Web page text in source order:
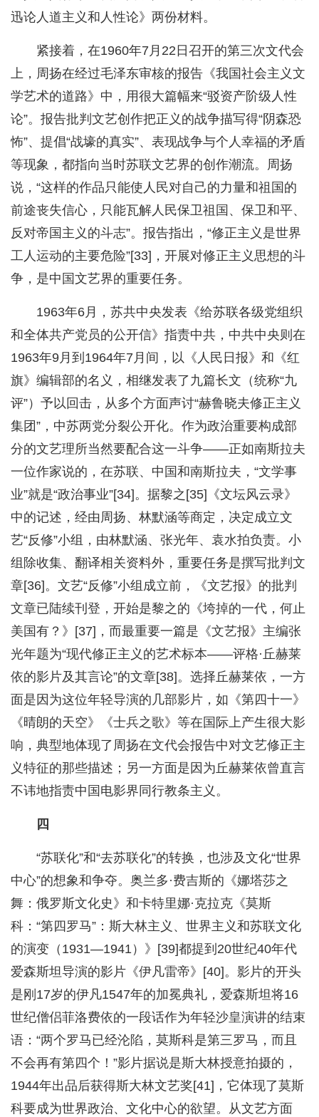
迅论人道主义和人性论》两份材料。
紧接着，在1960年7月22日召开的第三次文代会
上，周扬在经过毛泽东审核的报告《我国社会主义文
学艺术的道路》中，用很大篇幅来“驳资产阶级人性
论”。报告批判文艺创作把正义的战争描写得“阴森恐
怖”、提倡“战壕的真实”、表现战争与个人幸福的矛盾
等现象，都指向当时苏联文艺界的创作潮流。周扬
说，“这样的作品只能使人民对自己的力量和祖国的
前途丧失信心，只能瓦解人民保卫祖国、保卫和平、
反对帝国主义的斗志”。报告指出，“修正主义是世界
工人运动的主要危险”[33]，开展对修正主义思想的斗
争，是中国文艺界的重要任务。
1963年6月，苏共中央发表《给苏联各级党组织
和全体共产党员的公开信》指责中共，中共中央则在
1963年9月到1964年7月间，以《人民日报》和《红
旗》编辑部的名义，相继发表了九篇长文（统称“九
评”）予以回击，从多个方面声讨“赫鲁晓夫修正主义
集团”，中苏两党分裂公开化。作为政治重要构成部
分的文艺理所当然要配合这一斗争——正如南斯拉夫
一位作家说的，在苏联、中国和南斯拉夫，“文学事
业”就是“政治事业”[34]。据黎之[35]《文坛风云录》
中的记述，经由周扬、林默涵等商定，决定成立文
艺“反修”小组，由林默涵、张光年、袁水拍负责。小
组除收集、翻译相关资料外，重要任务是撰写批判文
章[36]。文艺“反修”小组成立前，《文艺报》的批判
文章已陆续刊登，开始是黎之的《垮掉的一代，何止
美国有？》[37]，而最重要一篇是《文艺报》主编张
光年题为“现代修正主义的艺术标本——评格·丘赫莱
依的影片及其言论”的文章[38]。选择丘赫莱依，一方
面是因为这位年轻导演的几部影片，如《第四十一》
《晴朗的天空》《士兵之歌》等在国际上产生很大影
响，典型地体现了周扬在文代会报告中对文艺修正主
义特征的那些描述；另一方面是因为丘赫莱依曾直言
不讳地指责中国电影界同行教条主义。
四
“苏联化”和“去苏联化”的转换，也涉及文化“世界
中心”的想象和争夺。奥兰多·费吉斯的《娜塔莎之
舞：俄罗斯文化史》和卡特里娜·克拉克《莫斯
科：“第四罗马”：斯大林主义、世界主义和苏联文化
的演变（1931—1941）》[39]都提到20世纪40年代
爱森斯坦导演的影片《伊凡雷帝》[40]。影片的开头
是刚17岁的伊凡1547年的加冕典礼，爱森斯坦将16
世纪僧侣菲洛费依的一段话作为年轻沙皇演讲的结束
语：“两个罗马已经沦陷，莫斯科是第三罗马，而且
不会再有第四个！”影片据说是斯大林授意拍摄的，
1944年出品后获得斯大林文艺奖[41]，它体现了莫斯
科要成为世界政治、文化中心的欲望。从文艺方面